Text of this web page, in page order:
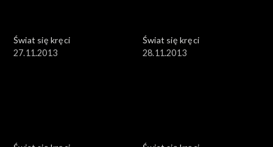
Świat się kręci
27.11.2013
Świat się kręci
28.11.2013